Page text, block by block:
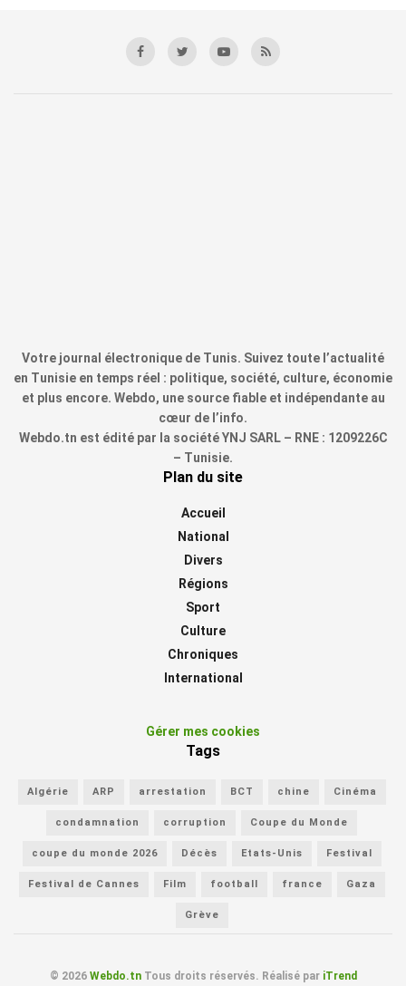
Votre journal électronique de Tunis. Suivez toute l’actualité
en Tunisie en temps réel : politique, société, culture, économie
et plus encore. Webdo, une source fiable et indépendante au
cœur de l’info.
Webdo.tn est édité par la société YNJ SARL – RNE : 1209226C
– Tunisie.
Plan du site
Accueil
National
Divers
Régions
Sport
Culture
Chroniques
International
Gérer mes cookies
Tags
Algérie ARP arrestation BCT chine Cinéma
condamnation corruption Coupe du Monde
coupe du monde 2026 Décès Etats-Unis Festival
Festival de Cannes Film football france Gaza
Grève
© 2026 Webdo.tnTous droits réservés. Réalisé par iTrend